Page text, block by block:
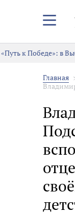
меню
к Победе»: в
Главная